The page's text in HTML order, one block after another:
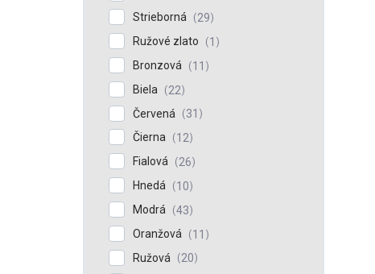
Strieborná
29
Ružové zlato
1
Bronzová
11
Biela
22
Červená
31
Čierna
12
Fialová
26
Hnedá
10
Modrá
43
Oranžová
11
Ružová
20